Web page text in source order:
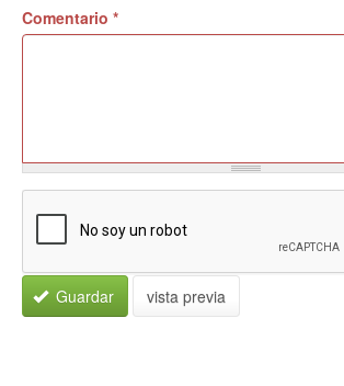
Comentario *
Guardar vista previa